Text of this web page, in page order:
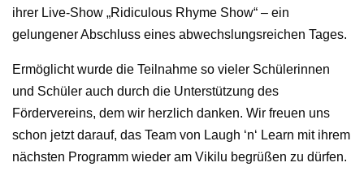
ihrer Live-Show „Ridiculous Rhyme Show“ – ein
gelungener Abschluss eines abwechslungsreichen Tages.
Ermöglicht wurde die Teilnahme so vieler Schülerinnen
und Schüler auch durch die Unterstützung des
Fördervereins, dem wir herzlich danken. Wir freuen uns
schon jetzt darauf, das Team von Laugh ‘n‘ Learn mit ihrem
nächsten Programm wieder am Vikilu begrüßen zu dürfen.